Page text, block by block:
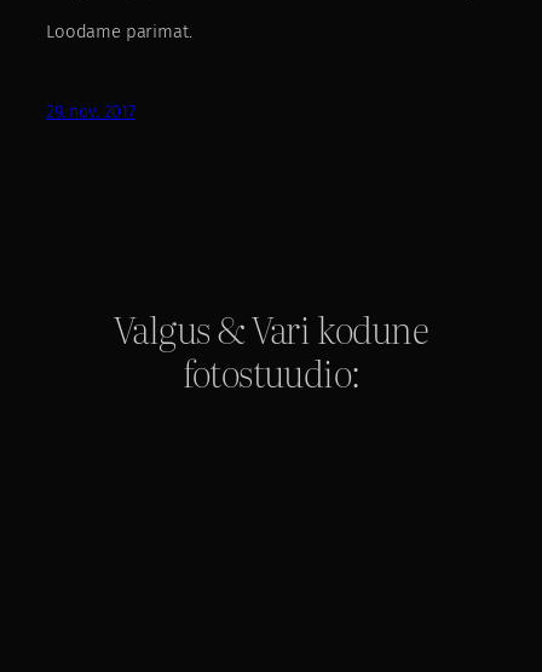
Loodame parimat.
29. nov. 2017
Valgus & Vari kodune
fotostuudio: